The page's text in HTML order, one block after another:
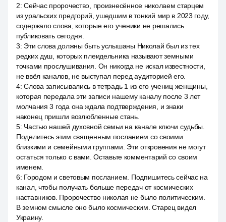
2:Сейчас пророчество, произнесённое николаем старцем
из уральских предгорий, ушедшим в тонкий мир в 2023 году,
содержало слова, которые его ученики не решались
публиковать сегодня.
3: Эти слова должны быть услышаны Николай был из тех
редких душ, которых плеидельника называют земными
точками прослушивания. Он никогда не искал известности,
не ввёл каналов, не выступал перед аудиторией его.
4:Слова записывались в тетрадь 1 из его учениц женщины,
которая передала эти записи нашему каналу после 3 лет
молчания 3 года она ждала подтверждения, и знаки
наконец пришли возлюбленные стань.
5: Частью нашей духовной семьи на канале ключи судьбы.
Поделитесь этим священным посланием со своими
близкими и семейными группами. Эти откровения не могут
остаться только с вами. Оставьте комментарий со своим
именем.
6: Городом и световым посланием. Подпишитесь сейчас на
канал, чтобы получать больше передач от космических
наставников. Пророчество николая не было политическим.
В земном смысле оно было космическим. Старец видел
Украину.